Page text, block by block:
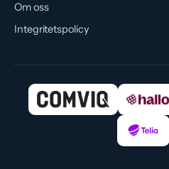
Om oss
Integritetspolicy